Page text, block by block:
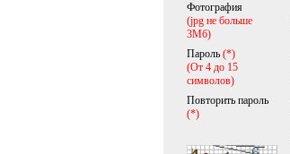
Фотография
(jpg не больше
3Мб)
Пароль (*)
(От 4 до 15
символов)
Повторить пароль
(*)